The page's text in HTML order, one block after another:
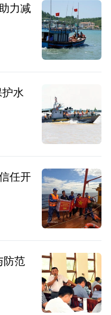
力减
水
任开
防范